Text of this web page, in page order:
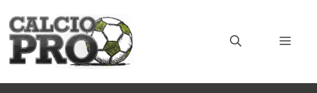
contenuto